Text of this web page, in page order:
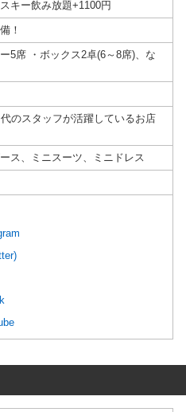
のラウンジ・スナック・カラオ
、特別な夜のご利用まで。
しなら、ぜひ一度お越しくださ
ケ歌い放題も完備。
オケパブ・カラオケバー探しは
キー飲み放題+1100円
！
5席 ・ボックス2卓(6～8席)、な
のスタッフが活躍しているお店
ス、ミニスーツ、ミニドレス